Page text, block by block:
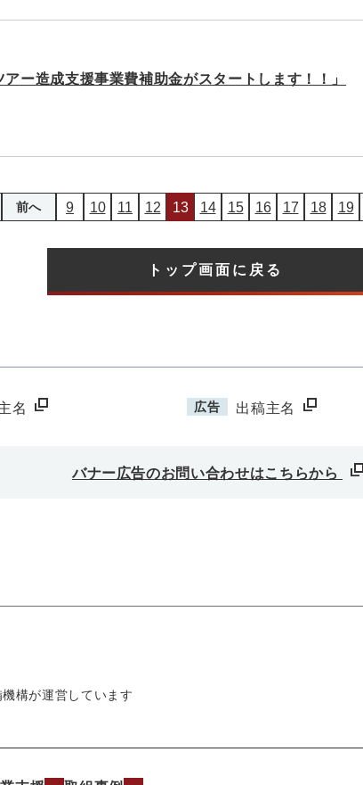
ー造成支援事業費補助金がスタートします！！」
前へ 9 10 11 12 13 14 15 16 17 18 19
トップ画面に戻る
名 広告 出稿主名
バナー広告のお問い合わせはこちらから
構が運営しています